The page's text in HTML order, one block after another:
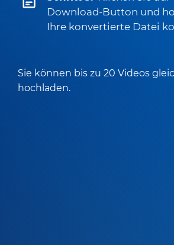
Download-Button und
Ihre konvertierte Datei
Sie können bis zu 20 Videos
hochladen.